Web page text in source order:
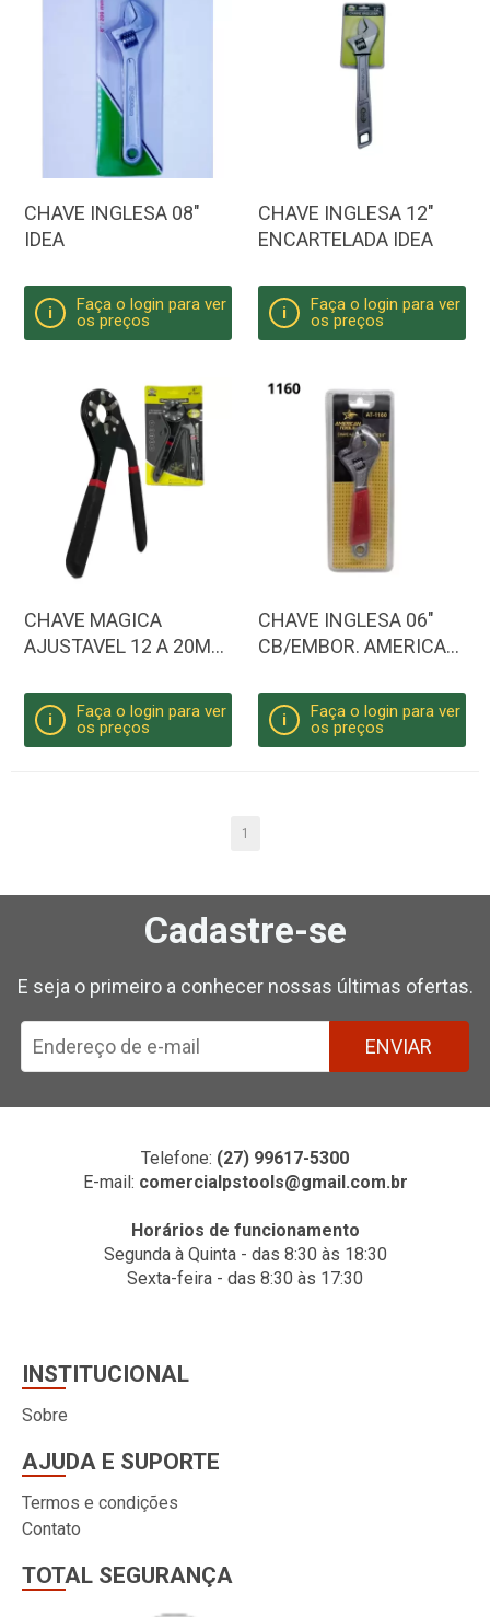
CHAVE INGLESA 08"
IDEA
i
Faça o login para ver
os preços
CHAVE INGLESA 12"
ENCARTELADA IDEA
i
Faça o login para ver
os preços
CHAVE MAGICA
AJUSTAVEL 12 A 20MM
i
Faça o login para ver
os preços
CHAVE INGLESA 06"
CB/EMBOR. AMERICA
i
Faça o login para ver
os preços
1
Cadastre-se
E seja o primeiro a conhecer nossas últimas ofertas.
ENVIAR
Telefone: (27) 99617-5300
E-mail: comercialpstools@gmail.com.br
Horários de funcionamento
Segunda à Quinta - das 8:30 às 18:30
Sexta-feira - das 8:30 às 17:30
INSTITUCIONAL
Sobre
AJUDA E SUPORTE
Termos e condições
Contato
TOTAL SEGURANÇA